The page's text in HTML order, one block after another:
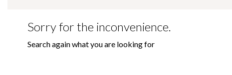
Sorry for the inconvenience.
Search again what you are looking for